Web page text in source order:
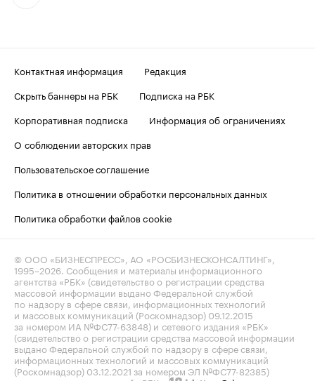
Контактная информация
Редакция
Скрыть баннеры на РБК
Подписка на РБК
Корпоративная подписка
Информация об ограничениях
О соблюдении авторских прав
Пользовательское соглашение
Политика в отношении обработки персональных данных
Политика обработки файлов cookie
© ООО «БИЗНЕСПРЕСС», АО «РОСБИЗНЕСКОНСАЛТИНГ»,
1995–2026 . Сообщения и материалы информационного
агентства «РБК» (свидетельство о регистрации средства
массовой информации выдано Федеральной службой
по надзору в сфере связи, информационных технологий
и массовых коммуникаций (Роскомнадзор) 09.12.2015
за номером ИА №ФС77-63848) и сетевого издания «РБК»
(свидетельство о регистрации средства массовой информации
выдано Федеральной службой по надзору в сфере связи,
информационных технологий и массовых коммуникаций
(Роскомнадзор) 03.12.2021 за номером ЭЛ №ФС77-82385)